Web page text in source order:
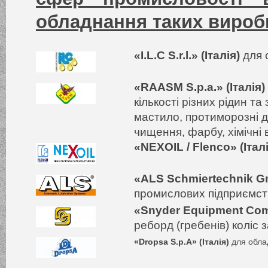
обладнання таких
«I.L.C S.r.l.» (Італія) для
«RAASM S.p.a.» (Італія)
кількості різних рідин
мастило, протиморозні
чищення, фарбу, хімічні
«NEXOIL / Flenco»
«ALS Schmiertechnik
промислових
«Snyder Equipment
реборд (гребенів) коліс
«Dropsa S.p.A» (Італія) для